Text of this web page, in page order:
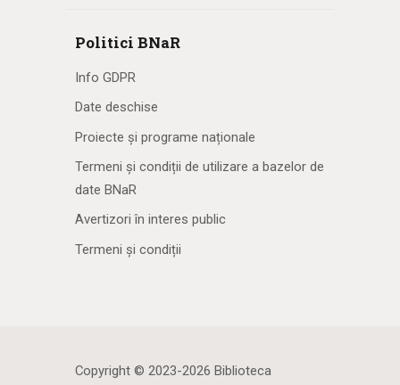
Politici BNaR
Info GDPR
Date deschise
Proiecte și programe naționale
Termeni și condiții de utilizare a bazelor de
date BNaR
Avertizori în interes public
Termeni și condiții
Copyright © 2023-2026 Biblioteca